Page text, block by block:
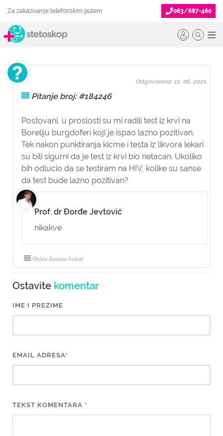
Za zakazivanje telefonskim putem 063/687-460
Pitanje broj: #184246
Postovani, u proslosti su mi radili test iz krvi na
Boreliju burgdoferi koji je ispao lazno pozitivan.
Tek nakon punktiranja kicme i testa iz likvora lekari
su bili sigurni da je test iz krvi bio netacan. Ukoliko
bih odlucio da se testiram na HIV, kolike su sanse
da test bude lazno pozitivan?
Odgovoreno: 11. 06. 2021.
Prof. dr Đorđe Jevtović
nikakve
Oblast Zarazne bolesti
Ostavite komentar
IME I PREZIME
EMAIL ADRESA*
TEKST KOMENTARA *